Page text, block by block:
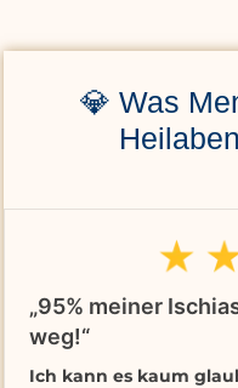
💎 Was
„95% meiner
weg!“
Ich kann es kaum